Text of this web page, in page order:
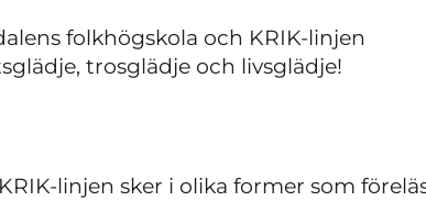
folkhögskola och KRIK-linjen
trosglädje och livsglädje!
linjen sker i olika former som